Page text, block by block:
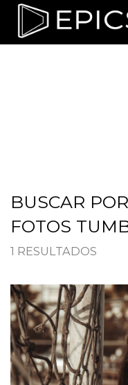
BUSCAR
FOTOS
1 RESULTADOS